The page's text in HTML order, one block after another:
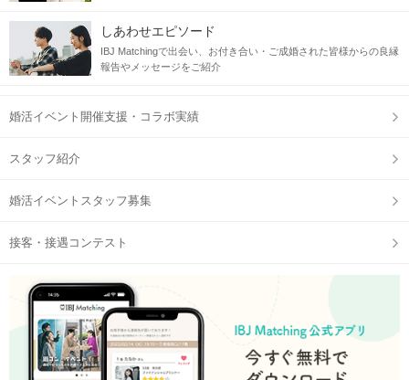
しあわせエピソード
IBJ Matchingで出会い、お付き合い・ご成婚された皆様からの良縁
報告やメッセージをご紹介
婚活イベント開催支援・コラボ実績
スタッフ紹介
婚活イベントスタッフ募集
接客・接遇コンテスト